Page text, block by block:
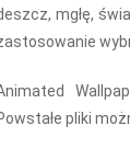
mgłę,
pliki